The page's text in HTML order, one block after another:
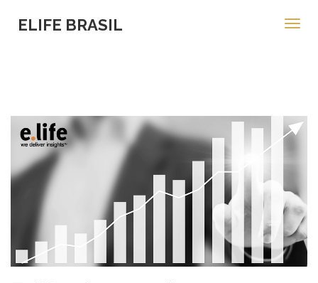
ELIFE BRASIL